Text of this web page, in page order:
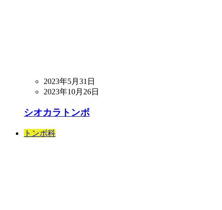
2023年5月31日
2023年10月26日
シオカラトンボ
トンボ科